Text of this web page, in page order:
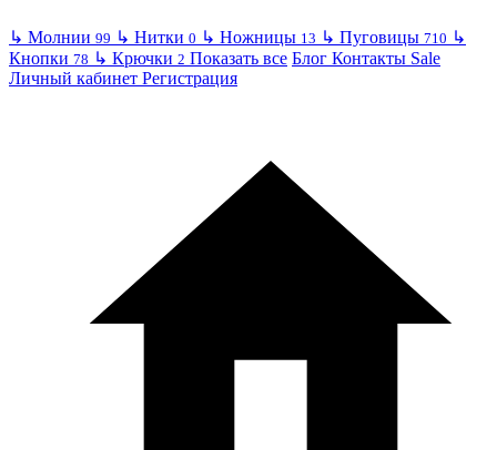
↳ Молнии 99 ↳ Нитки 0 ↳ Ножницы 13 ↳ Пуговицы 710 ↳
Кнопки 78 ↳ Крючки 2 Показать все Блог Контакты Sale
Личный кабинет Регистрация